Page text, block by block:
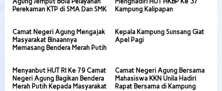
Perekaman KTP di SMA Dan SMK
Kampung Kalipapan
Camat Negeri Agung Mengajak
Masyarakat Binaannya
Memasang Bendera Merah Putih
Kepala Kampung Sunsang Giat
Apel Pagi
Menyanbut HUT RI Ke 79 Camat
Negeri Agung Bagikan Bendera
Merah Putih Kepada Masyarakat
Camat Negeri Agung Bersama
Mahasiswa KKN Unila Hadiri
Rapat Bersama di Kampung